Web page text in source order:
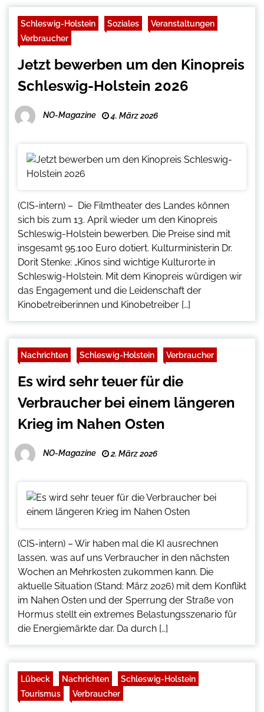
Schleswig-Holstein Soziales
Veranstaltungen
Verbraucher
Jetzt bewerben um den Kinopreis
Schleswig-Holstein 2026
NO-Magazine 4. März 2026
(CIS-intern) – Die Filmtheater des Landes können
sich bis zum 13. April wieder um den Kinopreis
Schleswig-Holstein bewerben. Die Preise sind mit
insgesamt 95.100 Euro dotiert. Kulturministerin Dr.
Dorit Stenke: „Kinos sind wichtige Kulturorte in
Schleswig-Holstein. Mit dem Kinopreis würdigen wir
das Engagement und die Leidenschaft der
Kinobetreiberinnen und Kinobetreiber […]
Nachrichten Schleswig-Holstein Verbraucher
Es wird sehr teuer für die
Verbraucher bei einem längeren
Krieg im Nahen Osten
NO-Magazine 2. März 2026
(CIS-intern) – Wir haben mal die KI ausrechnen
lassen, was auf uns Verbraucher in den nächsten
Wochen an Mehrkosten zukommen kann. Die
aktuelle Situation (Stand: März 2026) mit dem Konflikt
im Nahen Osten und der Sperrung der Straße von
Hormus stellt ein extremes Belastungsszenario für
die Energiemärkte dar. Da durch […]
Lübeck Nachrichten
Schleswig-Holstein
Tourismus
Verbraucher